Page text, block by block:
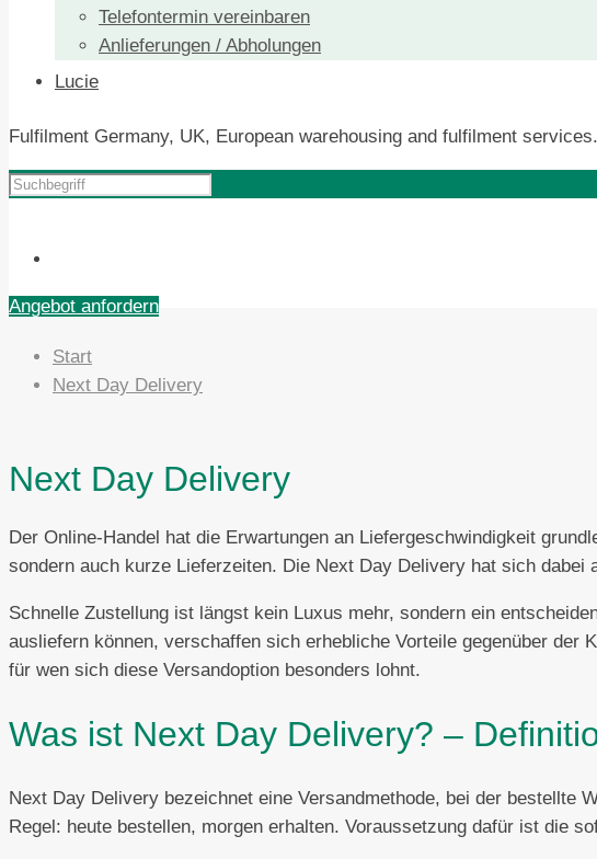
Telefontermin vereinbaren
Anlieferungen / Abholungen
Lucie
Fulfilment Germany, UK, European warehousing and fulfilment
Angebot anfordern
Start
Next Day Delivery
Next Day Delivery
Der Online-Handel hat die Erwartungen an Liefergeschwindigkeit
sondern auch kurze Lieferzeiten. Die Next Day Delivery hat sich
Schnelle Zustellung ist längst kein Luxus mehr, sondern ein
ausliefern können, verschaffen sich erhebliche Vorteile gegenüber
für wen sich diese Versandoption besonders lohnt.
Was ist Next Day Delivery? –
Next Day Delivery bezeichnet eine Versandmethode, bei der bestellte
Regel: heute bestellen, morgen erhalten. Voraussetzung dafür ist die